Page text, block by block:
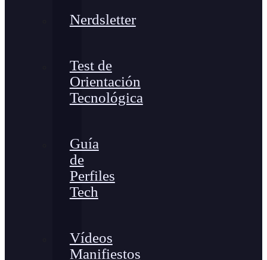
Nerdsletter
Test de
Orientación
Tecnológica
Guía
de
Perfiles
Tech
Vídeos
Manifiestos